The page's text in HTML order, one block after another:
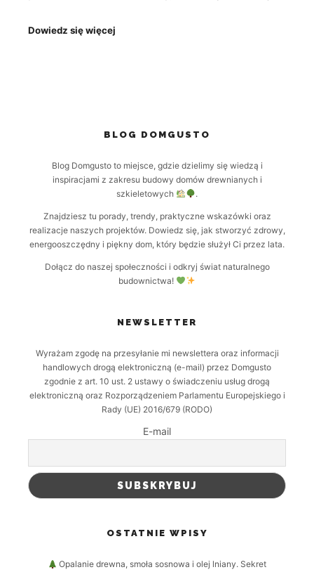
Dowiedz się więcej
BLOG DOMGUSTO
Blog Domgusto to miejsce, gdzie dzielimy się wiedzą i
inspiracjami z zakresu budowy domów drewnianych i
szkieletowych
.
Znajdziesz tu porady, trendy, praktyczne wskazówki oraz
realizacje naszych projektów. Dowiedz się, jak stworzyć zdrowy,
energooszczędny i piękny dom, który będzie służył Ci przez lata.
Dołącz do naszej społeczności i odkryj świat naturalnego
budownictwa!
NEWSLETTER
Wyrażam zgodę na przesyłanie mi newslettera oraz informacji
handlowych drogą elektroniczną (e-mail) przez Domgusto
zgodnie z art. 10 ust. 2 ustawy o świadczeniu usług drogą
elektroniczną oraz Rozporządzeniem Parlamentu Europejskiego i
Rady (UE) 2016/679 (RODO)
E-mail
OSTATNIE WPISY
Opalanie drewna, smoła sosnowa i olej lniany. Sekret